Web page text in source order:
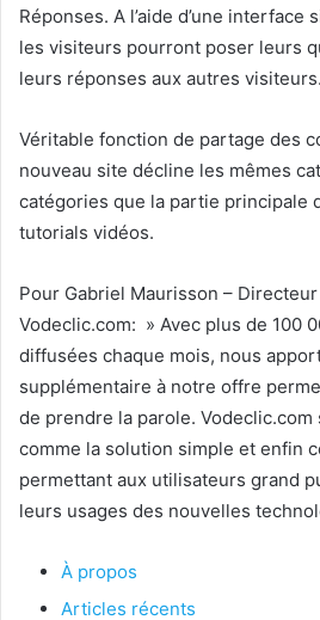
Réponses. A l’aide d’une
les visiteurs pourront poser leurs
leurs réponses aux autres visiteurs.
Véritable fonction de partage des
nouveau site décline les mêmes
catégories que la partie principale
tutorials vidéos.
Pour Gabriel Maurisson –
Vodeclic.com: » Avec plus de 100
diffusées chaque mois, nous
supplémentaire à notre offre
de prendre la parole.
comme la solution simple et enfin
permettant aux utilisateurs grand
leurs usages des nouvelles
À propos
Articles récents